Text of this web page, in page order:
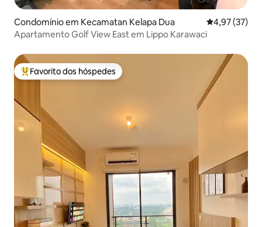
Condomínio em Kecamatan Kelapa Dua Classificação
4,97 (37)
Apartamento Golf View East em Lippo Karawaci
Favoritos dos hóspedes mais apreciados
Favorito dos hóspedes